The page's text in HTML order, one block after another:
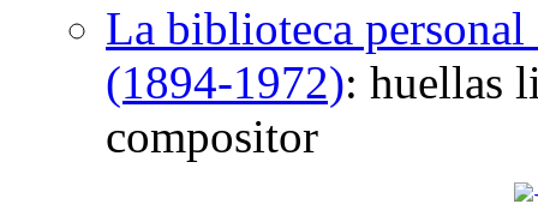
La biblioteca personal
(1894-1972): huellas
compositor